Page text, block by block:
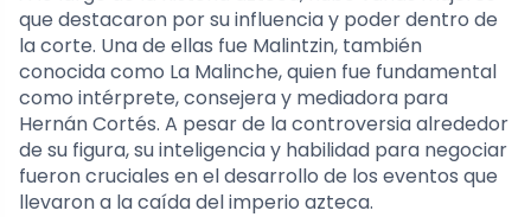
que destacaron por su influencia y poder dentro de
la corte. Una de ellas fue Malintzin, también
conocida como La Malinche, quien fue fundamental
como intérprete, consejera y mediadora para
Hernán Cortés. A pesar de la controversia alrededor
de su figura, su inteligencia y habilidad para negociar
fueron cruciales en el desarrollo de los eventos que
llevaron a la caída del imperio azteca.